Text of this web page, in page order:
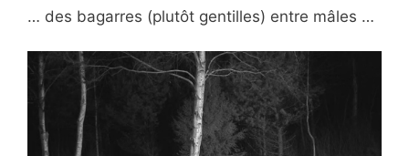
… des bagarres (plutôt gentilles) entre mâles …